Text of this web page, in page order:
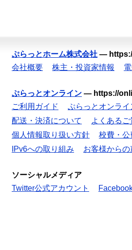
ぷらっとホーム株式会社 —
会社概要
株主・投資家情報
ぷらっとオンライン — https://
ご利用ガイド
ぷらっとオンライ
配送・決済について
よくあるご
個人情報取り扱い方針
校費・
IPv6への取り組み
お客様からの
ソーシャルメディア
Twitter公式アカウント